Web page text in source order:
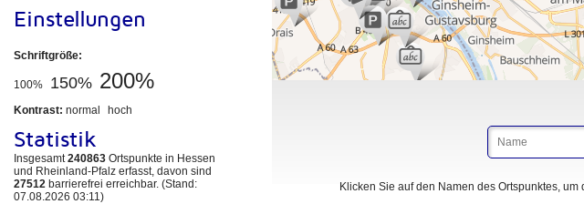
Einstellungen
Schriftgröße:
100% 150% 200%
Kontrast: normal hoch
Statistik
Insgesamt240863 Ortspunkte in Hessen
und Rheinland-Pfalz erfasst, davon sind
27512 barrierefrei erreichbar. (Stand:
07.08.2026 03:11)
Klicken Sie auf den Namen des Ortspunktes,